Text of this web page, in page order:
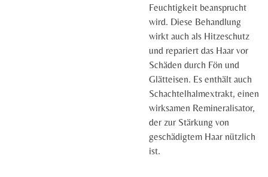
Feuchtigkeit beansprucht
wird. Diese Behandlung
wirkt auch als Hitzeschutz
und repariert das Haar vor
Schäden durch Fön und
Glätteisen. Es enthält auch
Schachtelhalmextrakt, einen
wirksamen Remineralisator,
der zur Stärkung von
geschädigtem Haar nützlich
ist.